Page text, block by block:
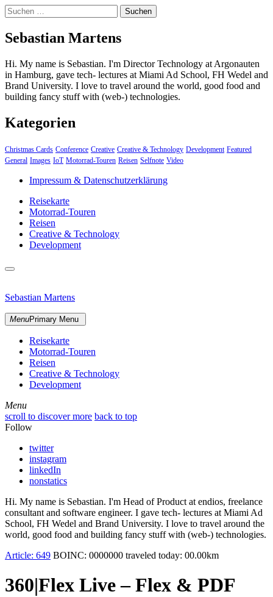
Suchen
nach:
Sebastian Martens
Hi. My name is Sebastian. I'm Director Technology at Argonauten
in Hamburg, gave tech- lectures at Miami Ad School, FH Wedel and
Brand University. I love to travel around the world, good food and
building fancy stuff with (web-) technologies.
Kategorien
Christmas Cards Conference Creative Creative & Technology Development Featured
General Images IoT Motorrad-Touren Reisen Selfnote Video
Impressum & Datenschutzerklärung
Reisekarte
Motorrad-Touren
Reisen
Creative & Technology
Development
close
content
Sebastian Martens
MenuPrimary Menu
Reisekarte
Motorrad-Touren
Reisen
Creative & Technology
Development
Menu
Menu
scroll to discover more back to top
Follow
twitter
instagram
linkedIn
nonstatics
Hi. My name is Sebastian. I'm Head of Product at endios, freelance
consultant and software engineer. I gave tech- lectures at Miami Ad
School, FH Wedel and Brand University. I love to travel around the
world, good food and building fancy stuff with (web-) technologies.
Article: 649 BOINC: 0000000 traveled today: 00.00km
360|Flex Live – Flex & PDF